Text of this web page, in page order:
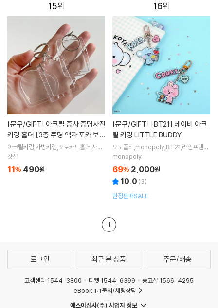
15
[문구/GIFT]
키링 홀더 [3종 투명 액자 포카 보관
포토카드 가방 사진 열쇠고리 키홀
더]
아크릴키링,가방키링,포토카드홀더,사진
키링,사진열쇠고리,하트키링,포토키링,증
갓샵
11% 490원
16
[문구/GIFT]
릴 키링 LITTLE BUDDY
모노폴리,monopoly,BT21,라인프렌즈,
LINEFRIENDS
monopoly
69% 2,000원
10.0 (3)
한정판매SALE
1
로그인 최근 본 상품 주문/배송
고객센터 1544-3800 티켓 1544-6399
중고샵 1566-4295
eBook 1:1문의/채팅상담
예스이십사(주) 사업자 정보